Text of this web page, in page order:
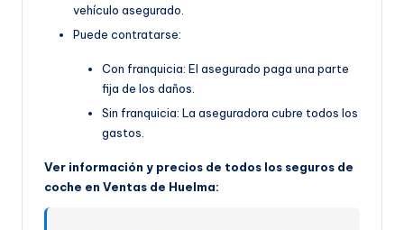
vehículo asegurado.
Puede contratarse:
Con franquicia: El asegurado paga una parte
fija de los daños.
Sin franquicia: La aseguradora cubre todos los
gastos.
Ver información y precios de todos los seguros de
coche en Ventas de Huelma: